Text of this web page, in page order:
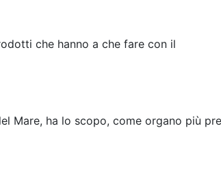
che hanno a che fare con il
Mare, ha lo scopo, come organo più